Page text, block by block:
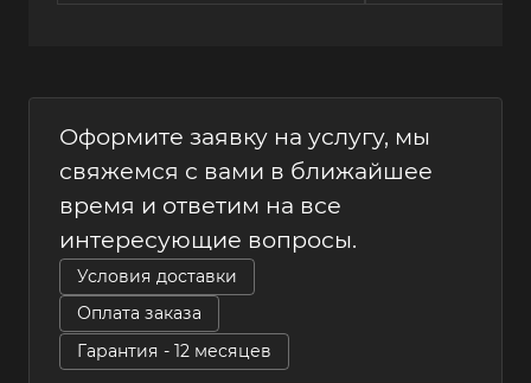
Оформите заявку на услугу, мы
свяжемся с вами в ближайшее
время и ответим на все
интересующие вопросы.
Условия доставки
Оплата заказа
Гарантия - 12 месяцев